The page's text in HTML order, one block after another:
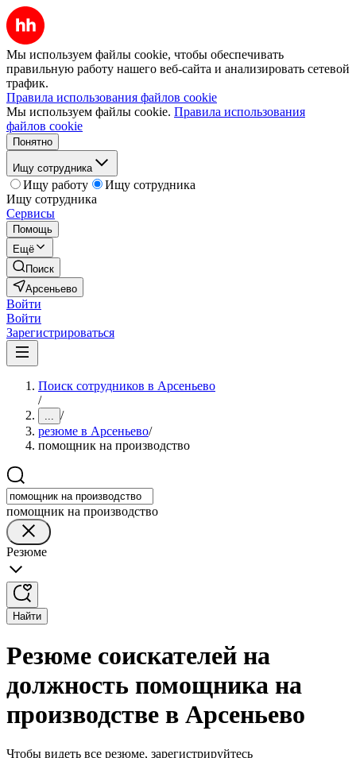
Мы используем файлы cookie, чтобы обеспечивать
правильную работу нашего веб-сайта и анализировать сетевой
трафик.
Правила использования файлов cookie
Мы используем файлы cookie. Правила использования
файлов cookie
Понятно
Ищу сотрудника
Ищу работу
Ищу сотрудника
Ищу сотрудника
Сервисы
Помощь
Ещё
Поиск
Арсеньево
Войти
Войти
Зарегистрироваться
Поиск сотрудников в Арсеньево
/
... /
резюме в Арсеньево/
помощник на производство
помощник на производство
Резюме
Найти
Резюме соискателей на
должность помощника на
производстве в Арсеньево
Чтобы видеть все резюме, зарегистрируйтесь